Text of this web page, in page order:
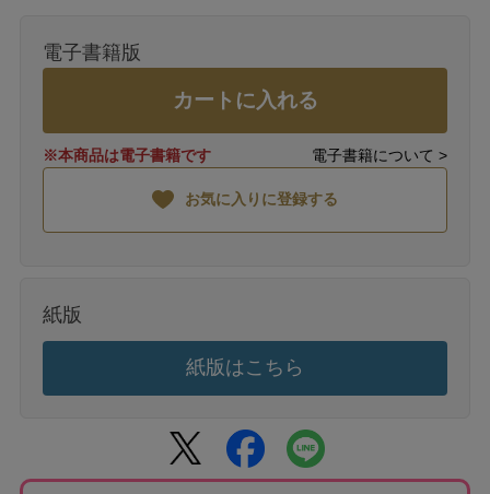
電子書籍版
カートに入れる
※本商品は電子書籍です 電子書籍について >
お気に入りに登録する
紙版
紙版はこちら